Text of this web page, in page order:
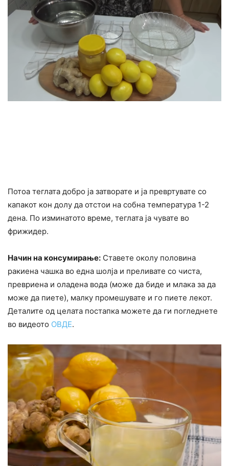
Потоа теглата добро ја затворате и ја превртувате со
капакот кон долу да отстои на собна температура 1-2
дена. По изминатото време, теглата ја чувате во
фрижидер.
Начин на конcyмирање: Ставете околу половина
ракиена чашка во една шолја и преливате со чиста,
превриена и оладена вода (може да биде и млака за да
може да пиете), малку промешувате и го пиете лекот.
Деталите од целата постапка можете да ги погледнете
во видеото ОВДЕ.